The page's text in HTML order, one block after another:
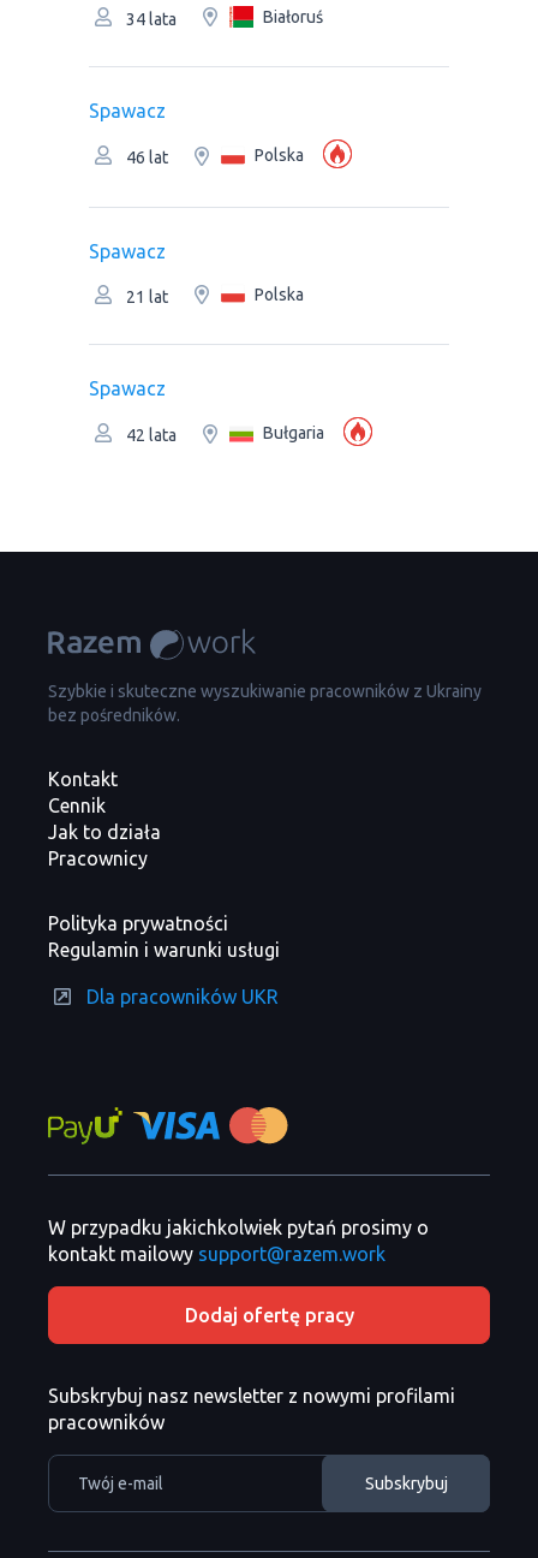
34 lata Białoruś
Spawacz
46 lat Polska
Spawacz
21 lat Polska
Spawacz
42 lata Bułgaria
Szybkie i skuteczne wyszukiwanie pracowników z Ukrainy
bez pośredników.
Kontakt
Cennik
Jak to działa
Pracownicy
Polityka prywatności
Regulamin i warunki usługi
Dla pracowników UKR
W przypadku jakichkolwiek pytań prosimy o
kontakt mailowy support@razem.work
Dodaj ofertę pracy
Subskrybuj nasz newsletter z nowymi profilami
pracowników